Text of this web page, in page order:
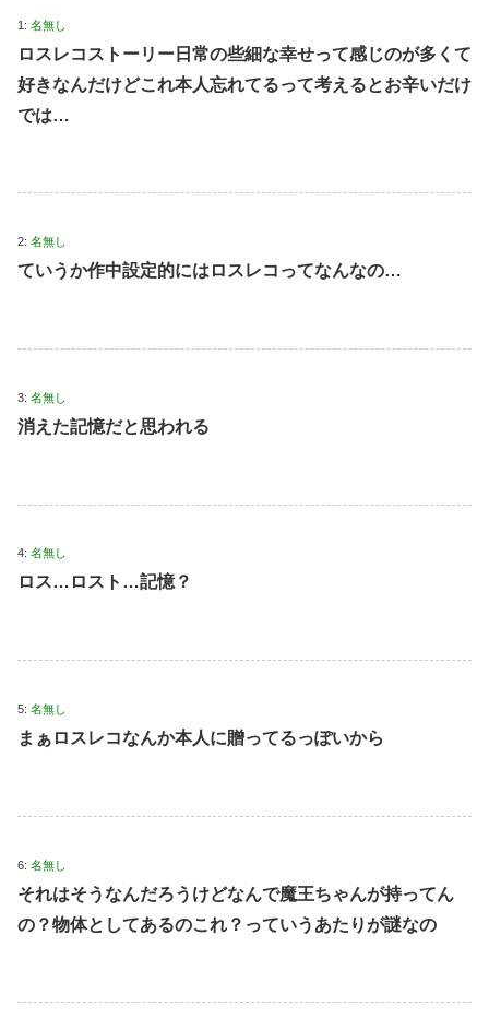
1: 名無し
ロスレコストーリー日常の些細な幸せって感じのが多くて
好きなんだけどこれ本人忘れてるって考えるとお辛いだけ
では…
2: 名無し
ていうか作中設定的にはロスレコってなんなの…
3: 名無し
消えた記憶だと思われる
4: 名無し
ロス…ロスト…記憶？
5: 名無し
まぁロスレコなんか本人に贈ってるっぽいから
6: 名無し
それはそうなんだろうけどなんで魔王ちゃんが持ってん
の？物体としてあるのこれ？っていうあたりが謎なの